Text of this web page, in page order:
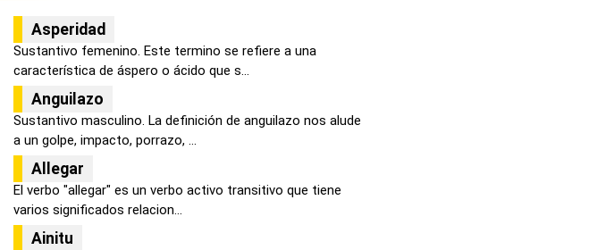
Asperidad
Sustantivo femenino. Este termino se refiere a una
característica de áspero o ácido que s...
Anguilazo
Sustantivo masculino. La definición de anguilazo nos alude
a un golpe, impacto, porrazo, ...
Allegar
El verbo "allegar" es un verbo activo transitivo que tiene
varios significados relacion...
Ainitu